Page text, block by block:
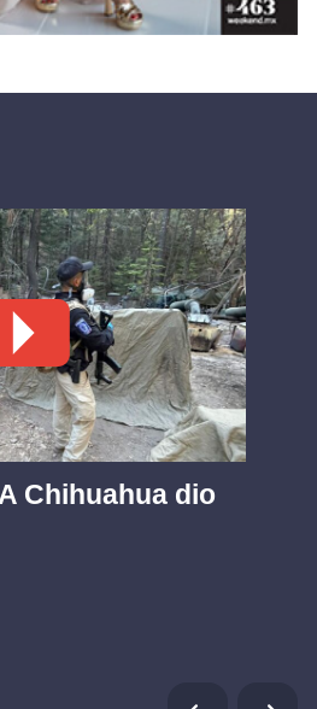
Chihuahua dio